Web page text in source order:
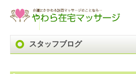
スタッフブログ